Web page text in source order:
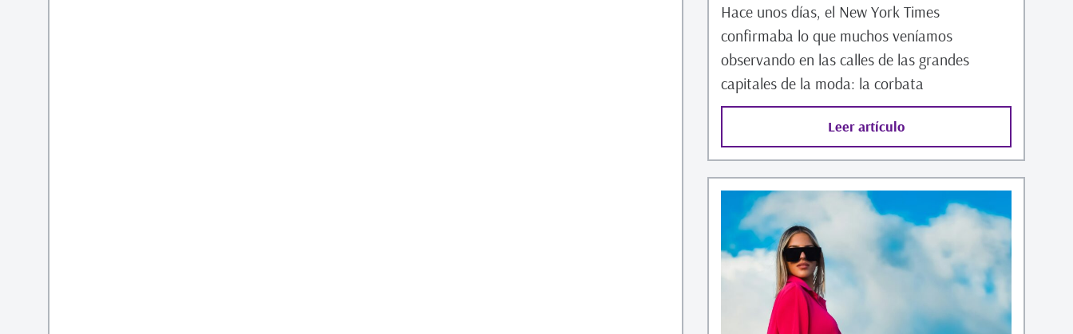
Hace unos días, el New York Times
confirmaba lo que muchos veníamos
observando en las calles de las grandes
capitales de la moda: la corbata
Leer artículo